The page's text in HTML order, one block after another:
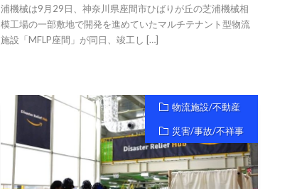
浦機械は9月29日、神奈川県座間市ひばりが丘の芝浦機械相
模工場の一部敷地で開発を進めていたマルチテナント型物流
施設「MFLP座間」が同日、竣工し […]
物流施設/不動産
災害/事故/不祥事